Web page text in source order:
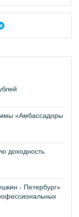
«Амбассадоры
доходность
- Петербург»